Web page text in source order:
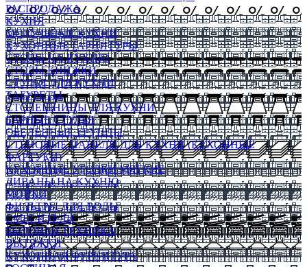
РАСПРОДАЖА
КУХНЯ
МОДУЛЬНЫЕ КУХНИ
КУХОННЫЕ ГАРНИТУРЫ
СТОЛЫ НА КУХНЮ
СТОЛЫ КНИЖКИ
СТУЛЬЯ ДЛЯ КУХНИ
ТАБУРЕТЫ
СТОЛЕШНИЦЫ ДЛЯ КУХНИ
БАРНЫЕ СТУЛЬЯ
ОБЕДЕННЫЕ ГРУППЫ
СТЕНОВЫЕ ПАНЕЛИ ДЛЯ КУХНИ (КУХОННЫЕ
ФАРТУКИ)
КУХОННЫЕ УГОЛКИ МЯГКИЕ
ДИВАНЫ НА КУХНЮ
МОЙКИ
ФИЛЬТРЫ ДЛЯ ВОДЫ
СМЕСИТЕЛИ
БЫТОВАЯ ТЕХНИКА
ВЫТЯЖКИ
КУХОННАЯ ФУРНИТУРА